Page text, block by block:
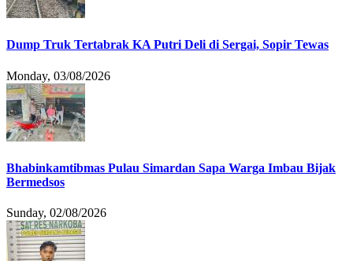
Dump Truk Tertabrak KA Putri Deli di Sergai, Sopir Tewas
Monday, 03/08/2026
Bhabinkamtibmas Pulau Simardan Sapa Warga Imbau Bijak
Bermedsos
Sunday, 02/08/2026